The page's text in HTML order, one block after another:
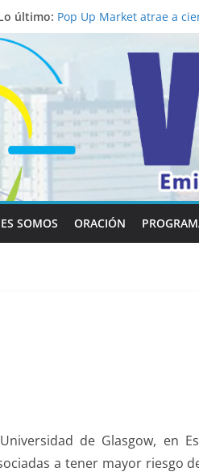
último: católico para convertirse
Pop Up Market atrae a
Salud mental a la mesa:
familia
Lo que tienen en común
Papa León XIV
Realizadores de Vox Dei
institucional y
SOMOS ORACIÓN
de Glasgow, en
a tener mayor riesgo